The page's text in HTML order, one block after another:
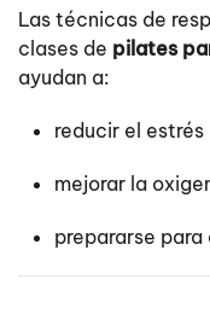
Las técnicas de
clases de pilates
ayudan a:
reducir el estrés
mejorar la
prepararse